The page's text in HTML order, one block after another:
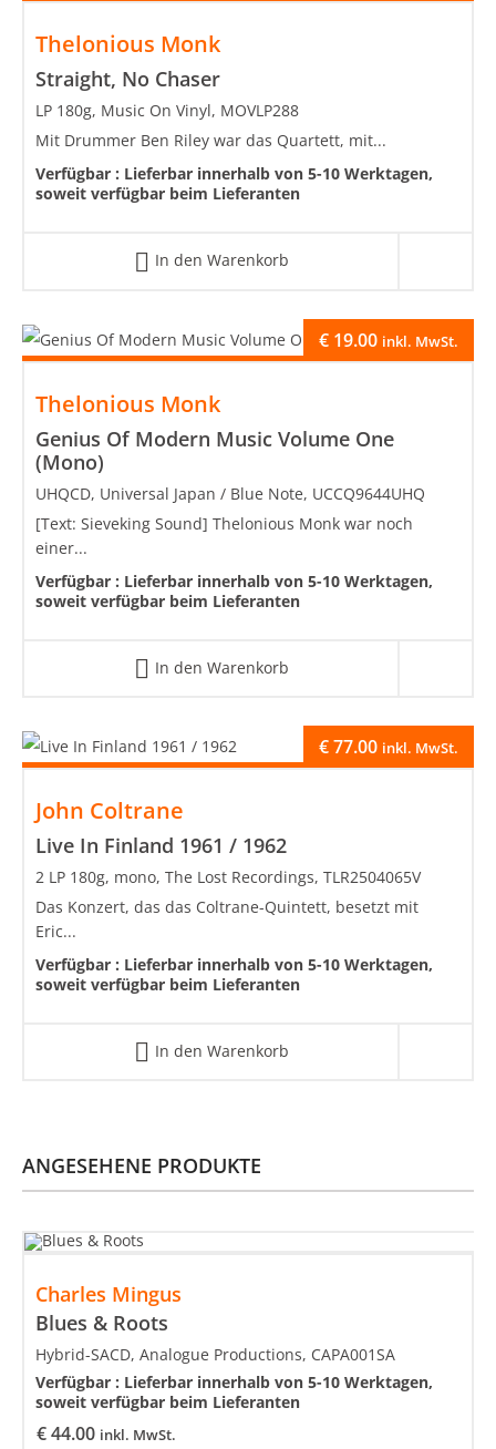
Thelonious Monk
Straight, No Chaser
LP 180g, Music On Vinyl, MOVLP288
Mit Drummer Ben Riley war das Quartett, mit...
Verfügbar : Lieferbar innerhalb von 5-10 Werktagen,
soweit verfügbar beim Lieferanten
In den Warenkorb
Thelonious Monk
Genius Of Modern Music Volume One
(Mono)
€ 19.00 inkl. MwSt.
UHQCD, Universal Japan / Blue Note, UCCQ9644UHQ
[Text: Sieveking Sound] Thelonious Monk war noch
einer...
Verfügbar : Lieferbar innerhalb von 5-10 Werktagen,
soweit verfügbar beim Lieferanten
In den Warenkorb
John Coltrane
Live In Finland 1961 / 1962
€77.00 inkl. MwSt.
2 LP 180g, mono, The Lost Recordings, TLR2504065V
Das Konzert, das das Coltrane-Quintett, besetzt mit
Eric...
Verfügbar : Lieferbar innerhalb von 5-10 Werktagen,
soweit verfügbar beim Lieferanten
In den Warenkorb
ANGESEHENE PRODUKTE
Charles Mingus
Blues & Roots
€44.00 inkl. MwSt.
Hybrid-SACD, Analogue Productions, CAPA001SA
Verfügbar : Lieferbar innerhalb von 5-10 Werktagen,
soweit verfügbar beim Lieferanten